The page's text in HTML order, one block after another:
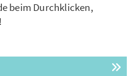
beim Durchklicken,